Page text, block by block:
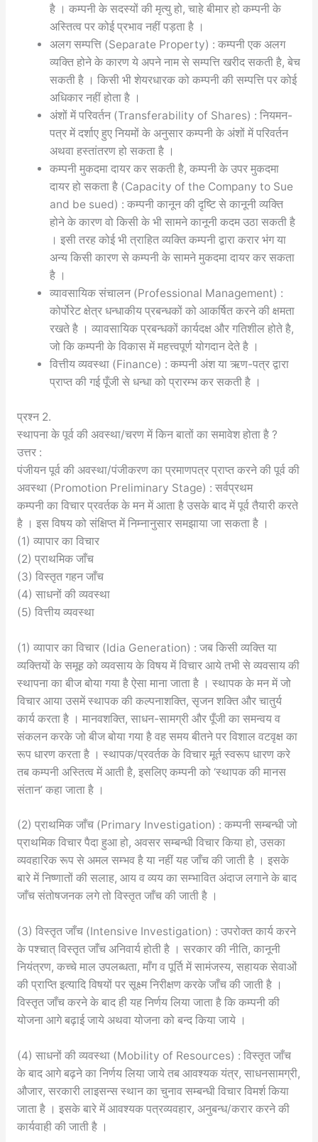
है । कम्पनी के सदस्यों की मृत्यु हो, चाहे बीमार हो कम्पनी के
अस्तित्व पर कोई प्रभाव नहीं पड़ता है ।
अलग सम्पत्ति (Separate Property) : कम्पनी एक अलग
व्यक्ति होने के कारण ये अपने नाम से सम्पत्ति खरीद सकती है, बेच
सकती है । किसी भी शेयरधारक को कम्पनी की सम्पत्ति पर कोई
अधिकार नहीं होता है ।
अंशों में परिवर्तन (Transferability of Shares) : नियमन-
पत्र में दर्शाए हुए नियमों के अनुसार कम्पनी के अंशों में परिवर्तन
अथवा हस्तांतरण हो सकता है ।
कम्पनी मुकदमा दायर कर सकती है, कम्पनी के उपर मुकदमा
दायर हो सकता है (Capacity of the Company to Sue
and be sued) : कम्पनी कानून की दृष्टि से कानूनी व्यक्ति
होने के कारण वो किसी के भी सामने कानूनी कदम उठा सकती है
। इसी तरह कोई भी त्राहित व्यक्ति कम्पनी द्वारा करार भंग या
अन्य किसी कारण से कम्पनी के सामने मुकदमा दायर कर सकता
है ।
व्यावसायिक संचालन (Professional Management) :
कोर्पोरेट क्षेत्र धन्धाकीय प्रबन्धकों को आकर्षित करने की क्षमता
रखते है । व्यावसायिक प्रबन्धकों कार्यदक्ष और गतिशील होते है,
जो कि कम्पनी के विकास में महत्त्वपूर्ण योगदान देते है ।
वित्तीय व्यवस्था (Finance) : कम्पनी अंश या ऋण-पत्र द्वारा
प्राप्त की गई पूँजी से धन्धा को प्रारम्भ कर सकती है ।
प्रश्न 2.
स्थापना के पूर्व की अवस्था/चरण में किन बातों का समावेश होता है ?
उत्तर :
पंजीयन पूर्व की अवस्था/पंजीकरण का प्रमाणपत्र प्राप्त करने की पूर्व की
अवस्था (Promotion Preliminary Stage) : सर्वप्रथम
कम्पनी का विचार प्रवर्तक के मन में आता है उसके बाद में पूर्व तैयारी करते
है । इस विषय को संक्षिप्त में निम्नानुसार समझाया जा सकता है ।
(1) व्यापार का विचार
(2) प्राथमिक जाँच
(3) विस्तृत गहन जाँच
(4) साधनों की व्यवस्था
(5) वित्तीय व्यवस्था
(1) व्यापार का विचार (Idia Generation) : जब किसी व्यक्ति या
व्यक्तियों के समूह को व्यवसाय के विषय में विचार आये तभी से व्यवसाय की
स्थापना का बीज बोया गया है ऐसा माना जाता है । स्थापक के मन में जो
विचार आया उसमें स्थापक की कल्पनाशक्ति, सृजन शक्ति और चातुर्य
कार्य करता है । मानवशक्ति, साधन-सामग्री और पूँजी का समन्वय व
संकलन करके जो बीज बोया गया है वह समय बीतने पर विशाल वटवृक्ष का
रूप धारण करता है । स्थापक/प्रवर्तक के विचार मूर्त स्वरूप धारण करे
तब कम्पनी अस्तित्व में आती है, इसलिए कम्पनी को ‘स्थापक की मानस
संतान’ कहा जाता है ।
(2) प्राथमिक जाँच (Primary Investigation) : कम्पनी सम्बन्धी जो
प्राथमिक विचार पैदा हुआ हो, अवसर सम्बन्धी विचार किया हो, उसका
व्यवहारिक रूप से अमल सम्भव है या नहीं यह जाँच की जाती है । इसके
बारे में निष्णातों की सलाह, आय व व्यय का सम्भावित अंदाज लगाने के बाद
जाँच संतोषजनक लगे तो विस्तृत जाँच की जाती है ।
(3) विस्तृत जाँच (Intensive Investigation) : उपरोक्त कार्य करने
के पश्चात् विस्तृत जाँच अनिवार्य होती है । सरकार की नीति, कानूनी
नियंत्रण, कच्चे माल उपलब्धता, माँग व पूर्ति में सामंजस्य, सहायक सेवाओं
की प्राप्ति इत्यादि विषयों पर सूक्ष्म निरीक्षण करके जाँच की जाती है ।
विस्तृत जाँच करने के बाद ही यह निर्णय लिया जाता है कि कम्पनी की
योजना आगे बढ़ाई जाये अथवा योजना को बन्द किया जाये ।
(4) साधनों की व्यवस्था (Mobility of Resources) : विस्तृत जाँच
के बाद आगे बढ़ने का निर्णय लिया जाये तब आवश्यक यंत्र, साधनसामग्री,
औजार, सरकारी लाइसन्स स्थान का चुनाव सम्बन्धी विचार विमर्श किया
जाता है । इसके बारे में आवश्यक पत्रव्यवहार, अनुबन्ध/करार करने की
कार्यवाही की जाती है ।